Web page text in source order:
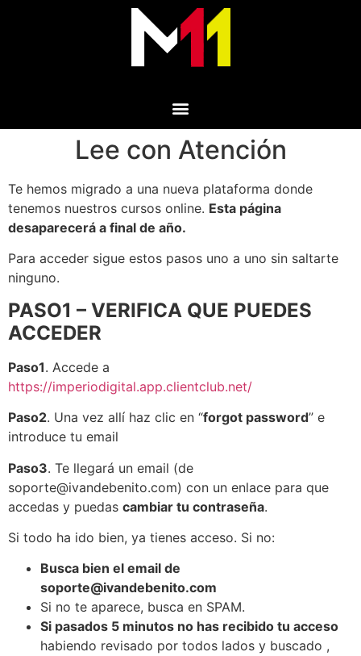
Lee con Atención
Te hemos migrado a una nueva plataforma donde
tenemos nuestros cursos online. Esta página
desaparecerá a final de año.
Para acceder sigue estos pasos uno a uno sin saltarte
ninguno.
PASO1 – VERIFICA QUE PUEDES
ACCEDER
Paso1. Accede a
https://imperiodigital.app.clientclub.net/
Paso2. Una vez allí haz clic en “forgot password” e
introduce tu email
Paso3. Te llegará un email (de
soporte@ivandebenito.com) con un enlace para que
accedas y puedas cambiar tu contraseña.
Si todo ha ido bien, ya tienes acceso. Si no:
Busca bien el email de
soporte@ivandebenito.com
Si no te aparece, busca en SPAM.
Si pasados 5 minutos no has recibido tu acceso
habiendo revisado por todos lados y buscado ,